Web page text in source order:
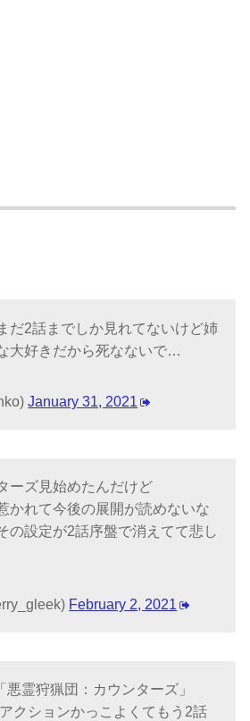
だ2話までしか見れてないけど姉
大好きだから死なないで…
January 31, 2021
ーズ見始めたんだけど
かれて今後の展開が読めないな
の設定が2話序盤で消えてて悲し
February 2, 2021
霊狩猟団：カウンターズ」
クションかっこよくてもう2話